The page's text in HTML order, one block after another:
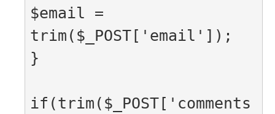
$email =
trim($_POST['email']);
}
if(trim($_POST['comments